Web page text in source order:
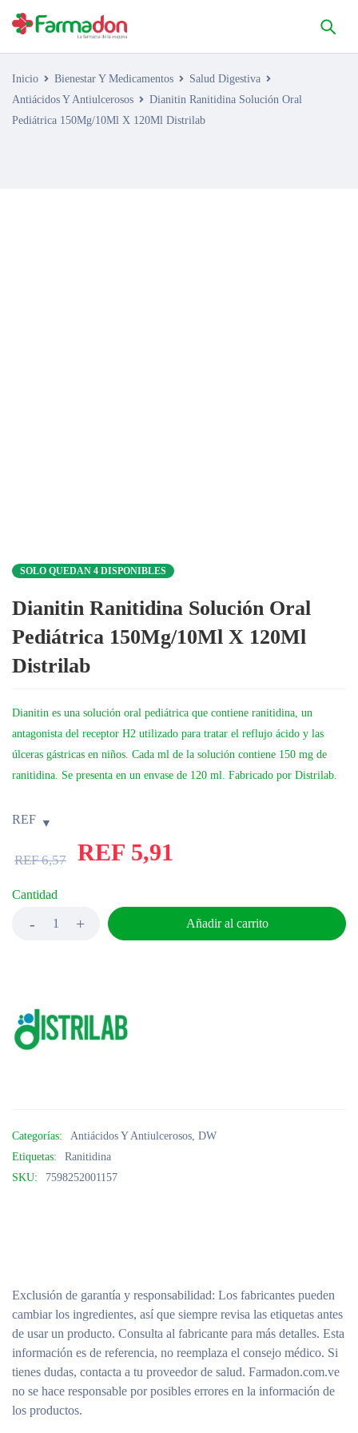
Inicio Bienestar Y Medicamentos
Salud Digestiva
Antiácidos Y Antiulcerosos
Dianitin Ranitidina Solución Oral
Pediátrica 150Mg/10Ml X 120Ml Distrilab
SOLO QUEDAN 4 DISPONIBLES
Dianitin Ranitidina Solución Oral
Pediátrica 150Mg/10Ml X 120Ml
Distrilab
Dianitin es una solución oral pediátrica que contiene ranitidina, un
antagonista del receptor H2 utilizado para tratar el reflujo ácido y las
úlceras gástricas en niños. Cada ml de la solución contiene 150 mg de
ranitidina. Se presenta en un envase de 120 ml. Fabricado por Distrilab.
REF
REF6,57 REF 5,91
Cantidad
Añadir al carrito
Categorías: Antiácidos Y Antiulcerosos, DW
Etiquetas:
Ranitidina
SKU:
7598252001157
Exclusión de garantía y responsabilidad: Los fabricantes pueden
cambiar los ingredientes, así que siempre revisa las etiquetas antes
de usar un producto. Consulta al fabricante para más detalles. Esta
información es de referencia, no reemplaza el consejo médico. Si
tienes dudas, contacta a tu proveedor de salud. Farmadon.com.ve
no se hace responsable por posibles errores en la información de
los productos.